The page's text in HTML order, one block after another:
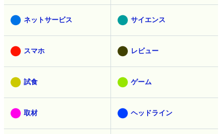
ネットサービス サイエンス
スマホ レビュー
試食 ゲーム
取材 ヘッドライン